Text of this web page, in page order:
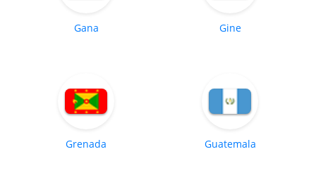
Gana Gine
Grenada Guatemala